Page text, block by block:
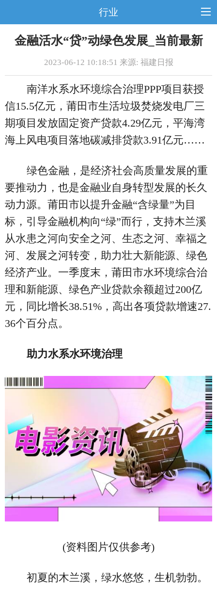
行业
金融活水“贷”动绿色发展_当前最新
2023-06-12 10:18:51 来源: 福建日报
南洋水系水环境综合治理PPP项目获授
信15.5亿元，莆田市生活垃圾焚烧发电厂三
期项目发放固定资产贷款4.29亿元，平海湾
海上风电项目落地碳减排贷款3.91亿元……
绿色金融，是经济社会高质量发展的重
要推动力，也是金融业自身转型发展的长久
动力源。莆田市以提升金融“含绿量”为目
标，引导金融机构向“绿”而行，支持木兰溪
从水患之河向安全之河、生态之河、幸福之
河、发展之河转变，助力壮大新能源、绿色
经济产业。一季度末，莆田市水环境综合治
理和新能源、绿色产业贷款余额超过200亿
元，同比增长38.51%，高出各项贷款增速27.
36个百分点。
助力水系水环境治理
(资料图片仅供参考)
初夏的木兰溪，绿水悠悠，生机勃勃。